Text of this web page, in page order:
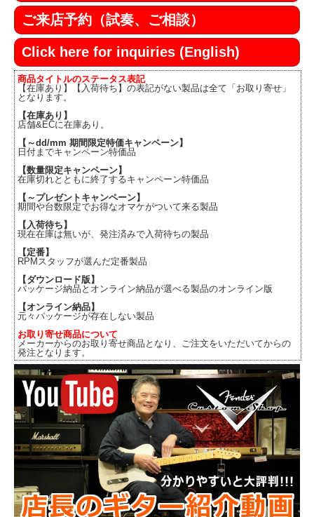
ご来店予約（試奏、ご相談）
Click here for inquiries (English)
商品タイトルのステータス表記
【在庫あり】【入荷待ち】の表記がない製品は全て「お取り寄せ」
となります。
【在庫あり】
店舗&ECに在庫あり。
【～dd/mm 期間限定特価キャンペーン】
日付までキャンペーン特価品
【数量限定キャンペーン】
在庫切れとともに終了するキャンペーン特価品
【～プレゼントキャンペーン】
期間や台数限定でお得なオマケがついて来る製品
【入荷待ち】
現在在庫は無いが、発注済みで入荷待ちの製品
【定番】
RPMスタッフが選んだ定番製品
【ダウンロード版】
パッケージ納品とオンライン納品が選べる製品のオンライン版
【オンライン納品】
元々パッケージが存在しない製品
お取り寄せ商品について
メーカーからのお取り寄せ商品となり、ご注文をいただいてからの
発注となります。